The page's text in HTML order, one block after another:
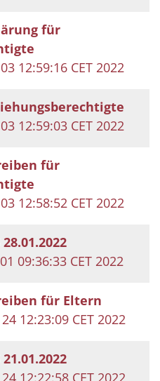
für
12:59:16 CET 2022
12:59:03 CET 2022
für
12:58:52 CET 2022
09:36:33 CET 2022
für Eltern
12:23:09 CET 2022
12:22:58 CET 2022